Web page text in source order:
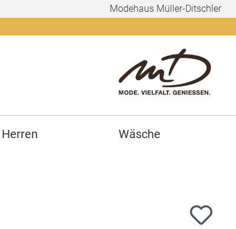
Modehaus Müller-Ditschler
Herren Wäsche